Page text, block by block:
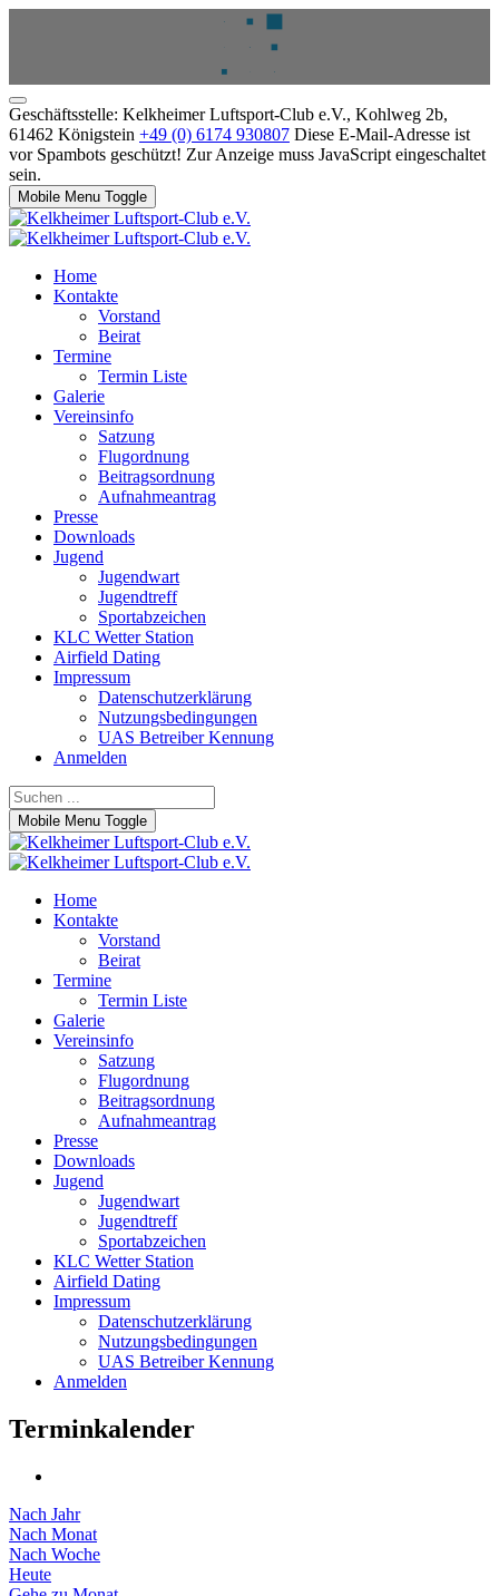
Geschäftsstelle: Kelkheimer Luftsport-Club e.V., Kohlweg 2b,
61462 Königstein +49 (0) 6174 930807 Diese E-Mail-Adresse ist
vor Spambots geschützt! Zur Anzeige muss JavaScript eingeschaltet
sein.
Mobile Menu Toggle
Home
Kontakte
Vorstand
Beirat
Termine
Termin Liste
Galerie
Vereinsinfo
Satzung
Flugordnung
Beitragsordnung
Aufnahmeantrag
Presse
Downloads
Jugend
Jugendwart
Jugendtreff
Sportabzeichen
KLC Wetter Station
Airfield Dating
Impressum
Datenschutzerklärung
Nutzungsbedingungen
UAS Betreiber Kennung
Anmelden
Mobile Menu Toggle
Home
Kontakte
Vorstand
Beirat
Termine
Termin Liste
Galerie
Vereinsinfo
Satzung
Flugordnung
Beitragsordnung
Aufnahmeantrag
Presse
Downloads
Jugend
Jugendwart
Jugendtreff
Sportabzeichen
KLC Wetter Station
Airfield Dating
Impressum
Datenschutzerklärung
Nutzungsbedingungen
UAS Betreiber Kennung
Anmelden
Terminkalender
Nach Jahr
Nach Monat
Nach Woche
Heute